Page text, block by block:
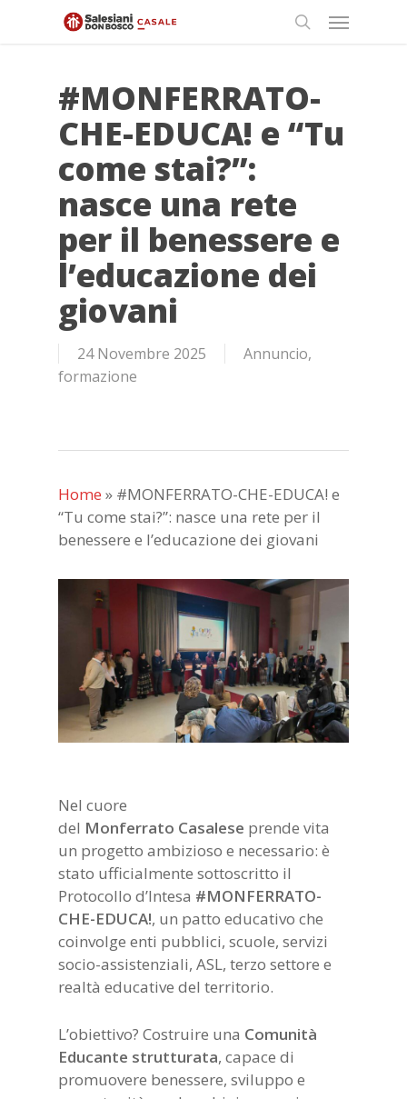
Menu
#MONFERRATO-
CHE-EDUCA! e “Tu
come stai?”:
nasce una rete
per il benessere e
l’educazione dei
giovani
24 Novembre 2025 Annuncio,
formazione
Home » #MONFERRATO-CHE-EDUCA! e
“Tu come stai?”: nasce una rete per il
benessere e l’educazione dei giovani
Nel cuore
del Monferrato Casalese prende vita
un progetto ambizioso e necessario: è
stato ufficialmente sottoscritto il
Protocollo d’Intesa #MONFERRATO-
CHE-EDUCA!, un patto educativo che
coinvolge enti pubblici, scuole, servizi
socio-assistenziali, ASL, terzo settore e
realtà educative del territorio.
L’obiettivo? Costruire una Comunità
Educante strutturata, capace di
promuovere benessere, sviluppo e